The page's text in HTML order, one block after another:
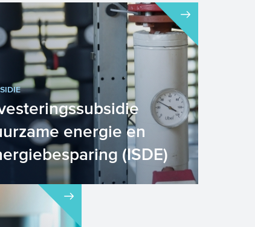
energie en
(ISDE)
u als organisatie van het gas af?